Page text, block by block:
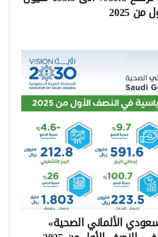
2025
«السعودي الألماني الصحية»